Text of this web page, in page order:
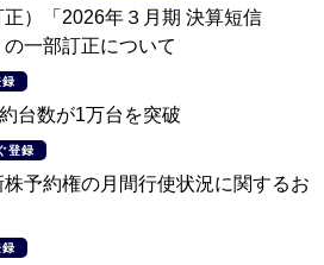
正）「2026年３月期 決算短信
の一部訂正について
台数が1万台を突破
登録
予約権の月間行使状況に関するお